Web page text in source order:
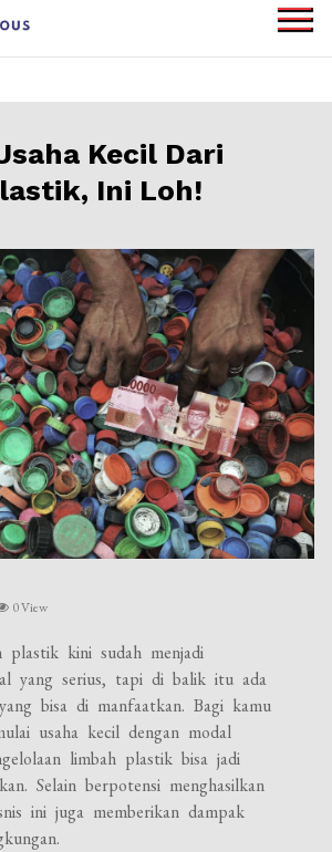
Kecil Dari
Ini Loh!
0 View
plastik kini sudah menjadi
yang serius, tapi di balik itu ada
bisa di manfaatkan. Bagi kamu
usaha kecil dengan modal
limbah plastik bisa jadi
Selain berpotensi menghasilkan
ini juga memberikan dampak